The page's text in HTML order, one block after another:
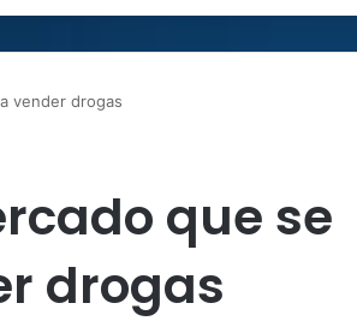
vender drogas
que se
drogas